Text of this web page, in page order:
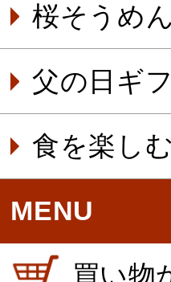
桜そうめん
父の日ギ
食を楽しむ
MENU
買い物